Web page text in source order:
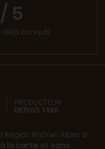
5
déjà conquis
Région Rhône-Alpes à
à la carte et sans